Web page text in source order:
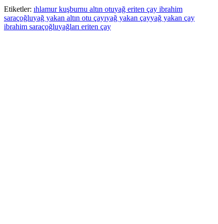
Paylaş
Etiketler: ıhlamur kuşburnu altın otuyağ eriten çay ibrahim
saraçoğluyağ yakan altın otu çayıyağ yakan çayyağ yakan çay
ibrahim saraçoğluyağları eriten çay